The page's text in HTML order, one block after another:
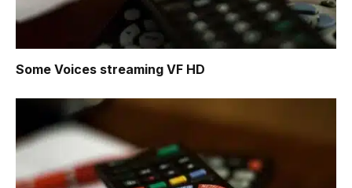
Some Voices streaming VF HD